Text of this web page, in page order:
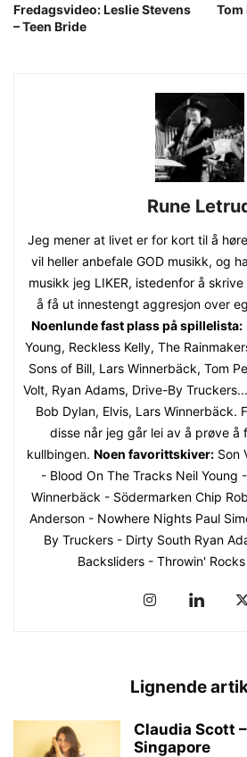
Fredagsvideo: Leslie Stevens
– Teen Bride
Tom
Rune
Jeg mener at livet er for kort til å
vil heller anbefale GOD musikk, og
musikk jeg LIKER, istedenfor å
å få ut innestengt aggresjon over
Noenlunde fast plass på spillelista:
Young, Reckless Kelly, The
Sons of Bill, Lars Winnerbäck, Tom
Volt, Ryan Adams, Drive-By Truckers...
Bob Dylan, Elvis, Lars Winnerbäck.
disse når jeg går lei av å prøve å
kullbingen. Noen favorittskiver:Son
- Blood On The Tracks Neil Young
Winnerbäck - Södermarken Chip
Anderson - Nowhere Nights Paul
By Truckers - Dirty South Ryan
Backsliders - Throwin'
Lignende
Claudia Scott
Singapore